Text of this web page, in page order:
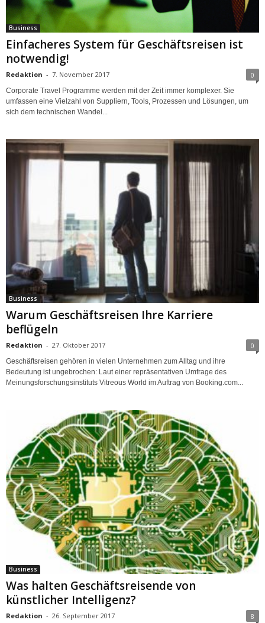
Business
Einfacheres System für Geschäftsreisen ist
notwendig!
Redaktion - 7. November 2017 0
Corporate Travel Programme werden mit der Zeit immer komplexer. Sie
umfassen eine Vielzahl von Suppliern, Tools, Prozessen und Lösungen, um
sich dem technischen Wandel...
Business
Warum Geschäftsreisen Ihre Karriere
beflügeln
Redaktion - 27. Oktober 2017 0
Geschäftsreisen gehören in vielen Unternehmen zum Alltag und ihre
Bedeutung ist ungebrochen: Laut einer repräsentativen Umfrage des
Meinungsforschungsinstituts Vitreous World im Auftrag von Booking.com...
Business
Was halten Geschäftsreisende von
künstlicher Intelligenz?
Redaktion - 26. September 2017 8